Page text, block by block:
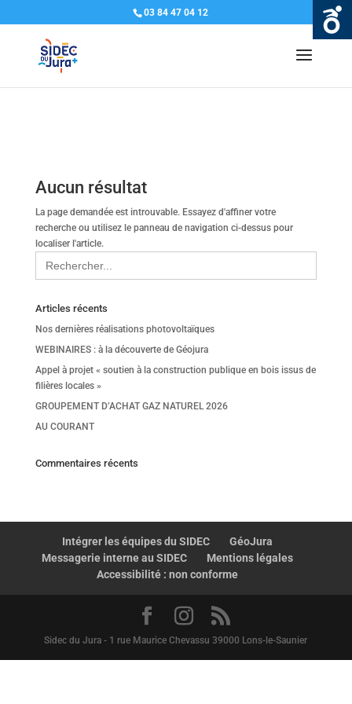
Warning: Undefined variable $postid in/home/sidecja/www/site-web/wp-
content/themes/Divi/epanel/custom_functions.php
03 84 47 04 12
Aucun résultat
La page demandée est introuvable. Essayez d'affiner votre
recherche ou utilisez le panneau de navigation ci-dessus pour
localiser l'article.
Search
for:
Articles récents
Nos dernières réalisations photovoltaïques
WEBINAIRES : à la découverte de Géojura
Appel à projet « soutien à la construction publique en bois issus de
filières locales »
GROUPEMENT D’ACHAT GAZ NATUREL 2026
AU COURANT
Commentaires récents
Intégrer les équipes du SIDEC
GéoJura
Messagerie interne au SIDEC
Mentions légales
Accessibilité : non conforme
Sidec du Jura - 1 rue Maurice Chevassu 39000 Lons-le-Saunier